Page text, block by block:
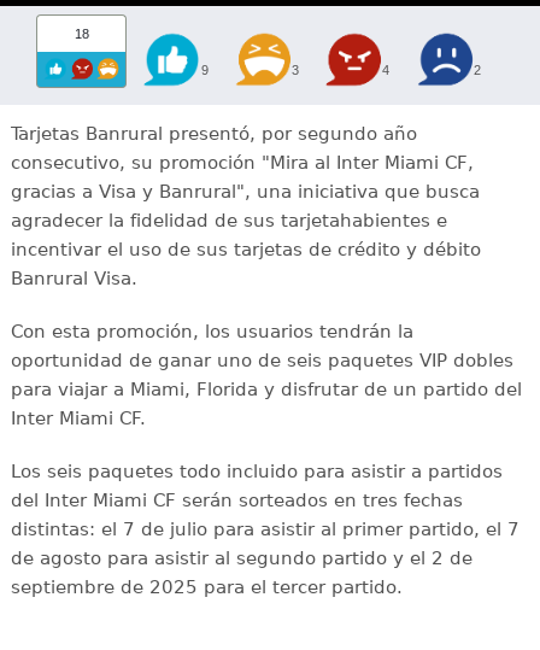
18
9 3 4 2
Tarjetas Banrural presentó, por segundo año
consecutivo, su promoción "Mira al Inter Miami CF,
gracias a Visa y Banrural", una iniciativa que busca
agradecer la fidelidad de sus tarjetahabientes e
incentivar el uso de sus tarjetas de crédito y débito
Banrural Visa.
Con esta promoción, los usuarios tendrán la
oportunidad de ganar uno de seis paquetes VIP dobles
para viajar a Miami, Florida y disfrutar de un partido del
Inter Miami CF.
Los seis paquetes todo incluido para asistir a partidos
del Inter Miami CF serán sorteados en tres fechas
distintas: el 7 de julio para asistir al primer partido, el 7
de agosto para asistir al segundo partido y el 2 de
septiembre de 2025 para el tercer partido.